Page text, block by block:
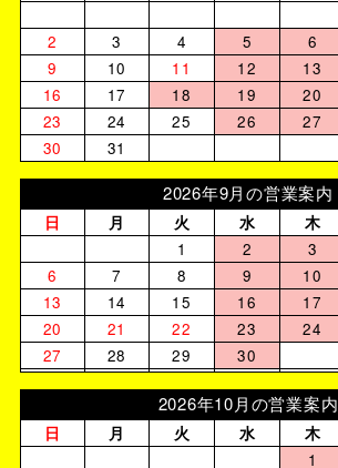
2
3 4 5 6
9
10 11 12 13
16
17 18 19 20
23
24 25 26 27
30
31
2026年9月の営業案内
日 月 火 水 木
1
2 3
6
7 8 9 10
13
14 15 16 17
20
21 22 23 24
27
28 29 30
2026年10月の営業案内
日 月 火 水 木
1